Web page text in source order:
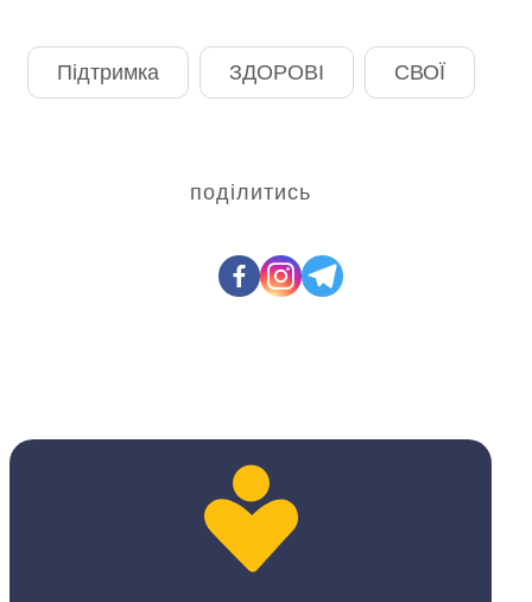
Підтримка ЗДОРОВІ СВОЇ
поділитись